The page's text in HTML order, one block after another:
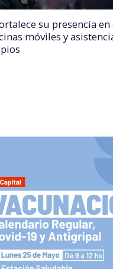
su presencia
móviles y